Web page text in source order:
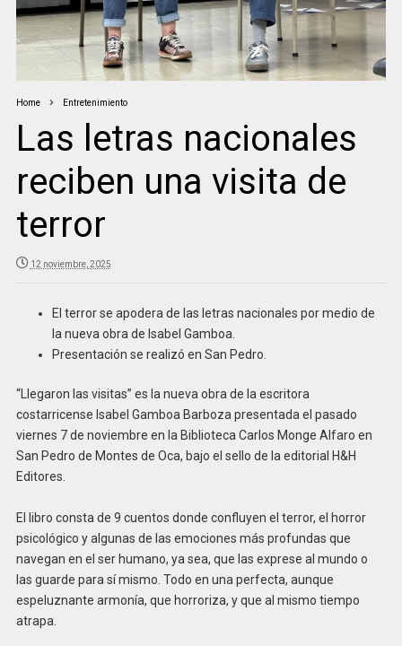
Home Entretenimiento
Las letras nacionales
reciben una visita de
terror
12 noviembre, 2025
El terror se apodera de las letras nacionales por medio de
la nueva obra de Isabel Gamboa.
Presentación se realizó en San Pedro.
“Llegaron las visitas” es la nueva obra de la escritora
costarricense Isabel Gamboa Barboza presentada el pasado
viernes 7 de noviembre en la Biblioteca Carlos Monge Alfaro en
San Pedro de Montes de Oca, bajo el sello de la editorial H&H
Editores.
El libro consta de 9 cuentos donde confluyen el terror, el horror
psicológico y algunas de las emociones más profundas que
navegan en el ser humano, ya sea, que las exprese al mundo o
las guarde para sí mismo. Todo en una perfecta, aunque
espeluznante armonía, que horroriza, y que al mismo tiempo
atrapa.